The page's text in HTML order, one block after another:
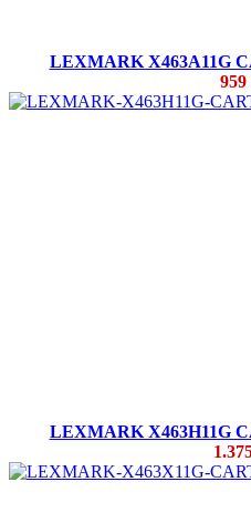
LEXMARK X463A11G
LEXMARK X463H11G